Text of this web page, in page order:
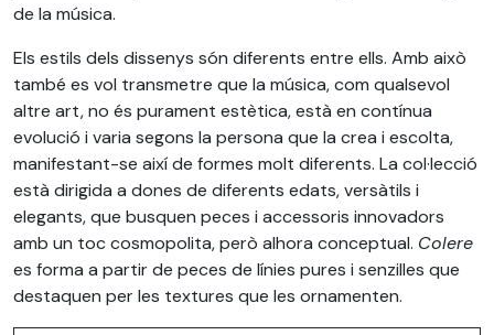
de la música.
Els estils dels dissenys són diferents entre ells. Amb això
també es vol transmetre que la música, com qualsevol
altre art, no és purament estètica, està en contínua
evolució i varia segons la persona que la crea i escolta,
manifestant-se així de formes molt diferents. La col·lecció
està dirigida a dones de diferents edats, versàtils i
elegants, que busquen peces i accessoris innovadors
amb un toc cosmopolita, però alhora conceptual. Colere
es forma a partir de peces de línies pures i senzilles que
destaquen per les textures que les ornamenten.